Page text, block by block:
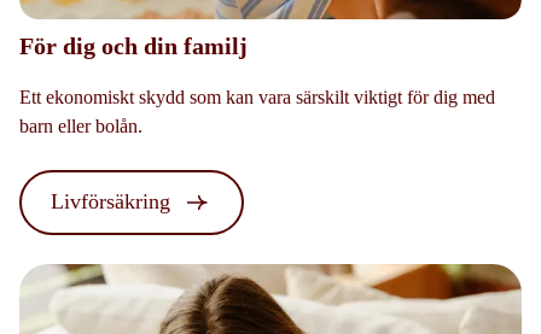
För dig och din familj
Ett ekonomiskt skydd som kan vara särskilt viktigt för dig med
barn eller bolån.
Livförsäkring